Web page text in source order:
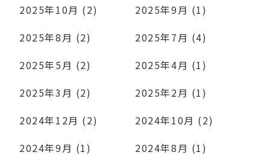
2025年10月 (2)
2025年9月 (1)
2025年8月 (2)
2025年7月 (4)
2025年5月 (2)
2025年4月 (1)
2025年3月 (2)
2025年2月 (1)
2024年12月 (2)
2024年10月 (2)
2024年9月 (1)
2024年8月 (1)